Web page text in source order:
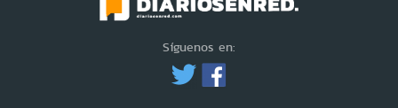
Síguenos en: